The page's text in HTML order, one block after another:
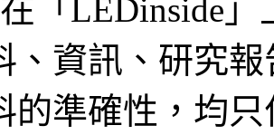
「LEDinside
、資訊、研究
的準確性，均